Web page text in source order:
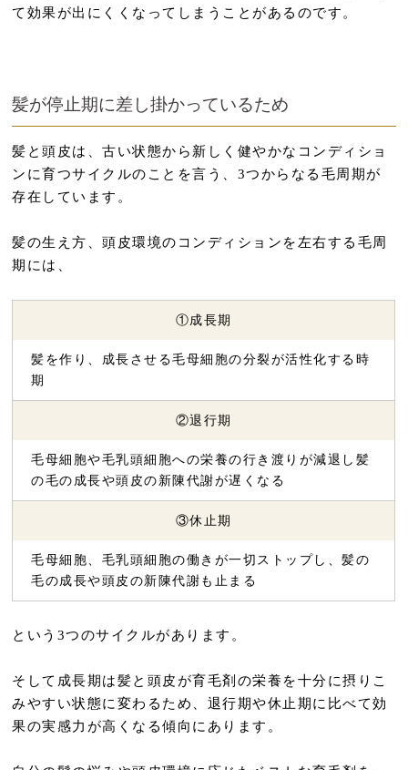
て効果が出にくくなってしまうことがあるのです。
髪が停止期に差し掛かっているため
髪と頭皮は、古い状態から新しく健やかなコンディショ
ンに育つサイクルのことを言う、3つからなる毛周期が
存在しています。
髪の生え方、頭皮環境のコンディションを左右する毛周
期には、
①成長期
髪を作り、成長させる毛母細胞の分裂が活性化する時
期
②退行期
毛母細胞や毛乳頭細胞への栄養の行き渡りが減退し髪
の毛の成長や頭皮の新陳代謝が遅くなる
③休止期
毛母細胞、毛乳頭細胞の働きが一切ストップし、髪の
毛の成長や頭皮の新陳代謝も止まる
という3つのサイクルがあります。
そして成長期は髪と頭皮が育毛剤の栄養を十分に摂りこ
みやすい状態に変わるため、退行期や休止期に比べて効
果の実感力が高くなる傾向にあります。